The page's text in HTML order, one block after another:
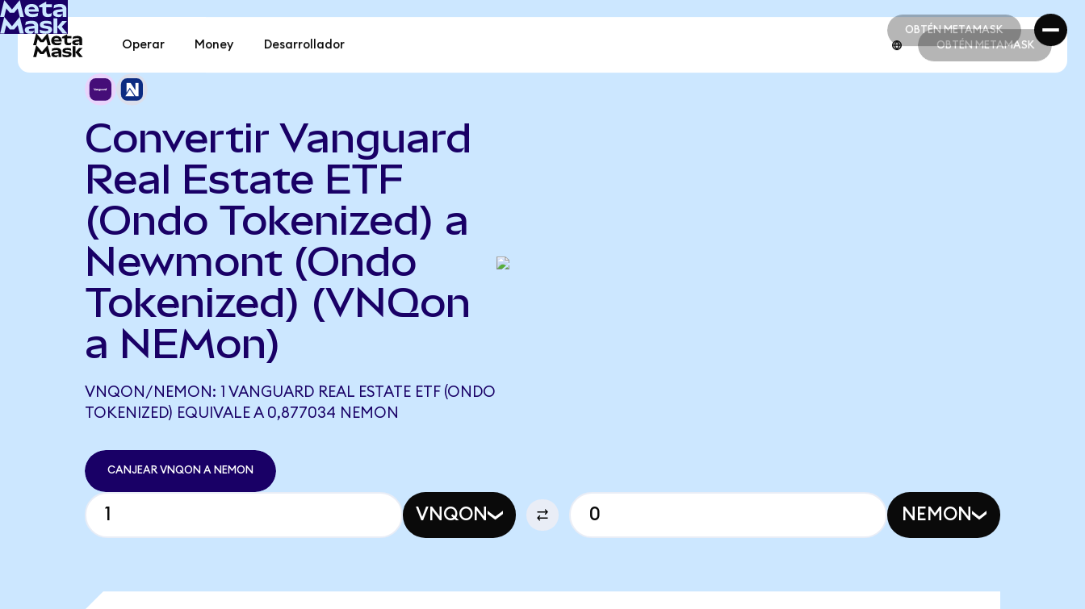
OBTÉN METAMASK
OBTÉN METAMASK
Operar Money Desarrollador OBTÉN METAMASK
Convertir Vanguard
Real Estate ETF
(Ondo Tokenized) a
Newmont (Ondo
Tokenized) (VNQon
a NEMon)
VNQON/NEMON: 1 VANGUARD REAL ESTATE ETF (ONDO
TOKENIZED) EQUIVALE A 0,877034 NEMON
CANJEAR VNQON A NEMON
VNQON NEMON